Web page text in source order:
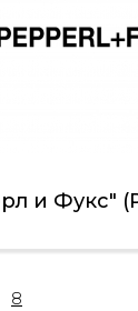
и Фукс"
8